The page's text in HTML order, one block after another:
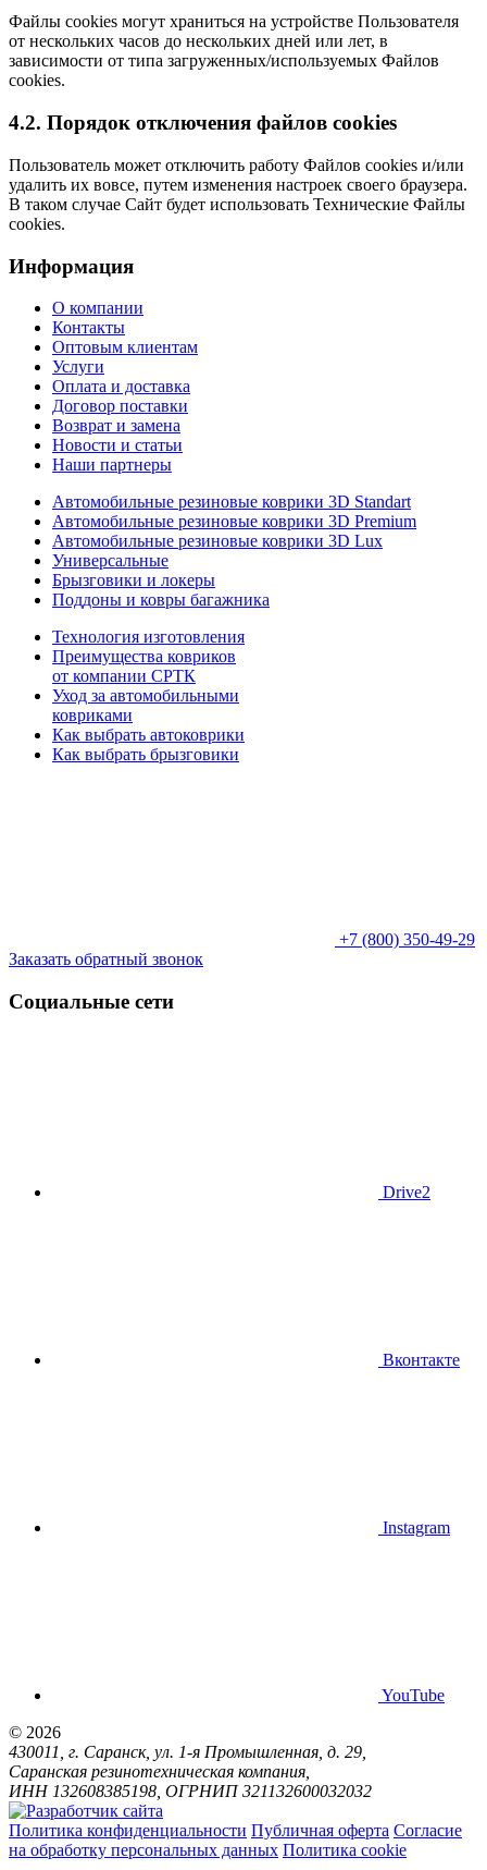
Файлы cookies могут храниться на устройстве Пользователя
от нескольких часов до нескольких дней или лет, в
зависимости от типа загруженных/используемых Файлов
cookies.
4.2. Порядок отключения файлов cookies
Пользователь может отключить работу Файлов cookies и/или
удалить их вовсе, путем изменения настроек своего браузера.
В таком случае Сайт будет использовать Технические Файлы
cookies.
Информация
О компании
Контакты
Оптовым клиентам
Услуги
Оплата и доставка
Договор поставки
Возврат и замена
Новости и статьи
Наши партнеры
Автомобильные резиновые коврики 3D Standart
Автомобильные резиновые коврики 3D Premium
Автомобильные резиновые коврики 3D Lux
Универсальные
Брызговики и локеры
Поддоны и ковры багажника
Технология изготовления
Преимущества ковриков
от компании СРТК
Уход за автомобильными
ковриками
Как выбрать автоковрики
Как выбрать брызговики
+7 (800) 350-49-29
Заказать обратный звонок
Социальные сети
Drive2
Вконтакте
Instagram
YouTube
© 2026
430011, г. Саранск, ул. 1-я Промышленная, д. 29,
Саранская резинотехническая компания,
ИНН 132608385198, ОГРНИП 321132600032032
Политика конфиденциальности Публичная оферта Согласие
на обработку персональных данных Политика cookie